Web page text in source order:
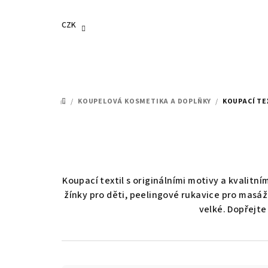
CZK
DOMŮ
/ KOUPELOVÁ KOSMETIKA A DOPLŇKY / KOUPACÍ
Koupací textil s originálními motivy a
žínky pro děti, peelingové rukavice pro
velké.